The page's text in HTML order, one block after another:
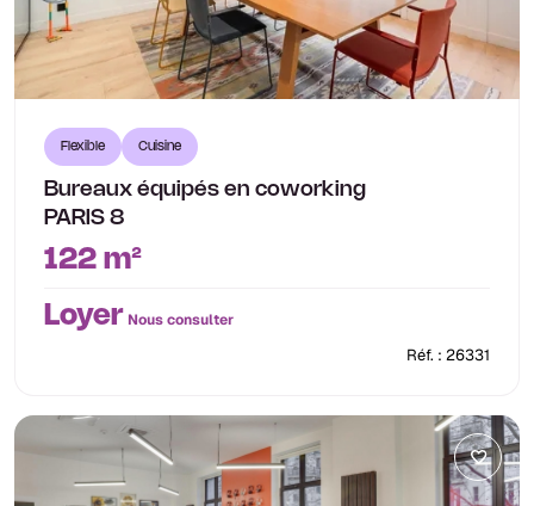
Flexible Cuisine
Bureaux équipés en coworking
PARIS 8
122 m²
Loyer Nous consulter
Réf. : 26331